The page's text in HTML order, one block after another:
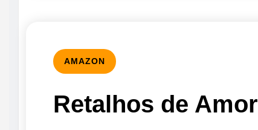
AMAZON
Retalhos de Amor